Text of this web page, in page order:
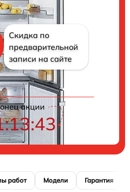
Скидка по
предварительной
записи на сайте
акции
работ Модели Гарантия